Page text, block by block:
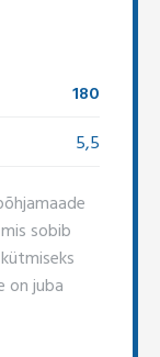
180
5,5
sobib
on juba